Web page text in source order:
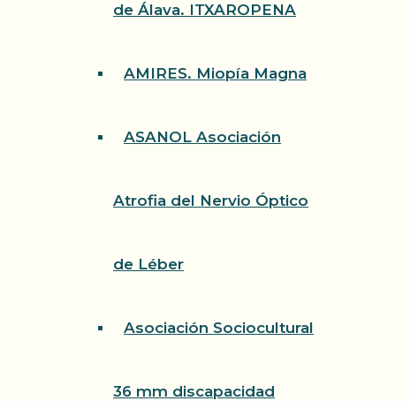
de Álava. ITXAROPENA
AMIRES. Miopía Magna
ASANOL Asociación
Atrofia del Nervio Óptico
de Léber
Asociación Sociocultural
36 mm discapacidad